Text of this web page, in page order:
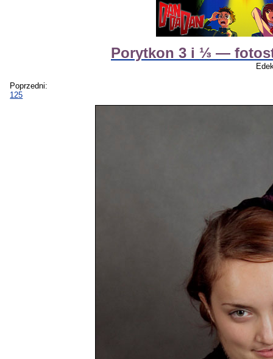
Porytkon 3 i ⅓ —
Poprzedni:
125